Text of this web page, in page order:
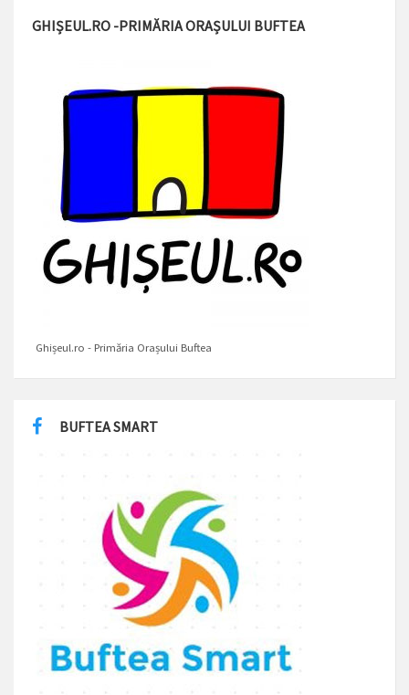
GHIȘEUL.RO -PRIMĂRIA ORAȘULUI BUFTEA
Ghișeul.ro - Primăria Orașului Buftea
BUFTEA SMART